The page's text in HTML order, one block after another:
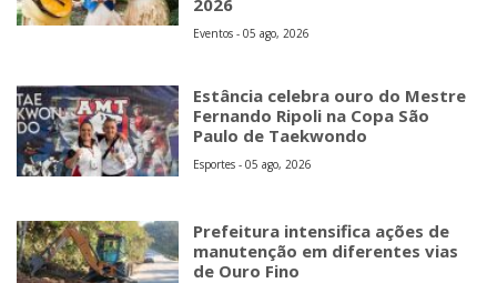
2026
Eventos - 05 ago, 2026
Estância celebra ouro do Mestre
Fernando Ripoli na Copa São
Paulo de Taekwondo
Esportes - 05 ago, 2026
Prefeitura intensifica ações de
manutenção em diferentes vias
de Ouro Fino